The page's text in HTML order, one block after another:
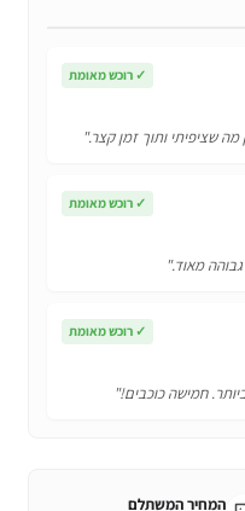
✓ רוכש מאומת
שציפיתי ותוך זמן קצר."
✓ רוכש מאומת
מאוד."
✓ רוכש מאומת
חמישה כוכבים!"
המחיר המשתלם